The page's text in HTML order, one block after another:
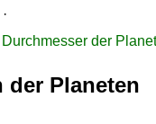
·
der
der Planeten